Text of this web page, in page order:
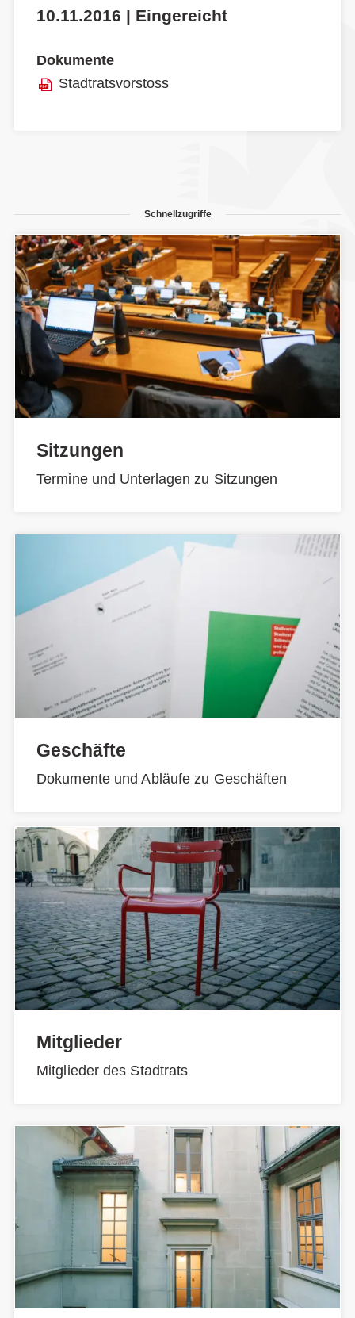
10.11.2016 | Eingereicht
Dokumente
Stadtratsvorstoss
Schnellzugriffe
Sitzungen
Termine und Unterlagen zu Sitzungen
Geschäfte
Dokumente und Abläufe zu Geschäften
Mitglieder
Mitglieder des Stadtrats